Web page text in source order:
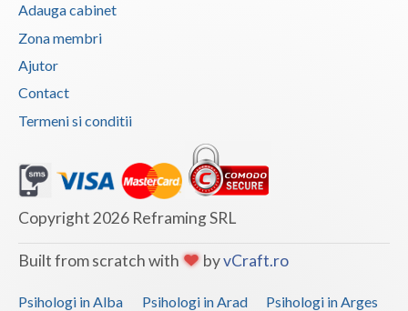
Vaslui
Vrancea
Adauga cabinet
Zona membri
Ajutor
Contact
Termeni si conditii
Copyright 2026 Reframing SRL
Built from scratch with byvCraft.ro
Psihologi in Alba Psihologi in Arad
Psihologi in Arges